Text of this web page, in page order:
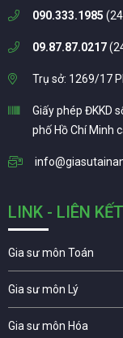
090.333.1985
09.87.87.0217
Trụ sở: 1269/17
Giấy phép ĐKKD
phố Hồ Chí Minh
LINK - LIÊN KẾT
Gia sư môn Toán
Gia sư môn Lý
Gia sư môn Hóa